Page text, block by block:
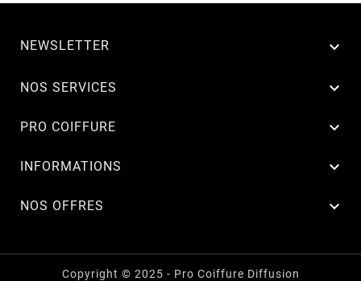
NEWSLETTER 
NOS SERVICES 
PRO COIFFURE 
INFORMATIONS 
NOS OFFRES 
Copyright © 2025 - Pro Coiffure Diffusion